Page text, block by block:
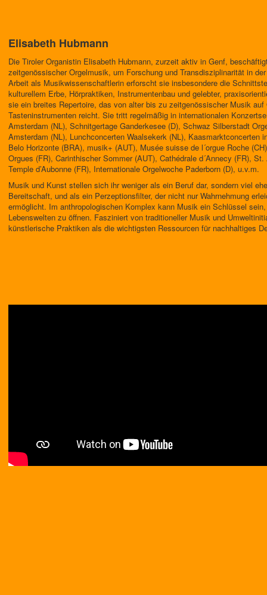
Elisabeth Hubmann
Die Tiroler Organistin Elisabeth Hubmann, zurzeit aktiv in Genf,
zeitgenössischer Orgelmusik, um Forschung und Transdisziplinarität in
Arbeit als Musikwissenschaftlerin erforscht sie insbesondere die
kulturellem Erbe, Hörpraktiken, Instrumentenbau und gelebter,
sie ein breites Repertoire, das von alter bis zu zeitgenössischer Musik auf
Tasteninstrumenten reicht. Sie tritt regelmäßig in internationalen
Amsterdam (NL), Schnitgertage Ganderkesee (D), Schwaz Silberstadt
Amsterdam (NL), Lunchconcerten Waalsekerk (NL), Kaasmarktconcerten
Belo Horizonte (BRA), musik+ (AUT), Musée suisse de l´orgue Roche
Orgues (FR), Carinthischer Sommer (AUT), Cathédrale d´Annecy (FR),
Temple d’Aubonne (FR), Internationale Orgelwoche Paderborn (D), u.v.m.
Musik und Kunst stellen sich ihr weniger als ein Beruf dar, sondern viel
Bereitschaft, und als ein Perzeptionsfilter, der nicht nur Wahrnehmung
ermöglicht. Im anthropologischen Komplex kann Musik ein Schlüssel
Lebenswelten zu öffnen. Fasziniert von traditioneller Musik und
künstlerische Praktiken als die wichtigsten Ressourcen für nachhaltiges